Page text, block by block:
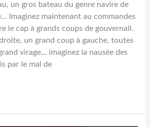
un gros bateau du genre navire de
Imaginez maintenant au commandes
le cap à grands coups de gouvernail.
un grand coup à gauche, toutes
virage… imaginez la nausée des
par le mal de